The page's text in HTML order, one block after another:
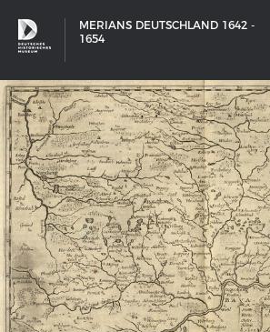
MERIANS DEUTSCHLAND 1642 -
1654